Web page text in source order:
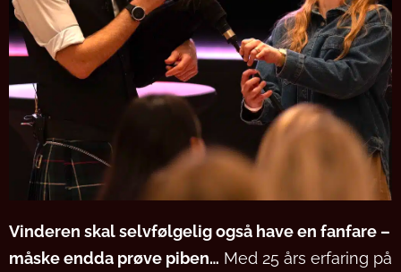
Vinderen skal selvfølgelig også have en fanfare –
måske endda prøve piben… Med 25 års erfaring på